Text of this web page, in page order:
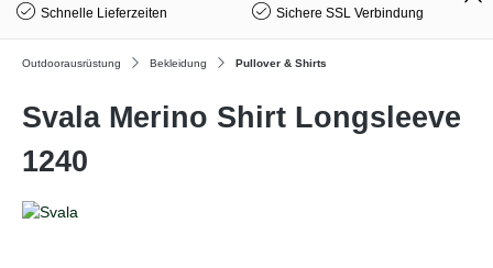
Schnelle Lieferzeiten Sichere SSL Verbindung
Outdoorausrüstung Bekleidung Pullover & Shirts
Svala Merino Shirt Longsleeve
1240